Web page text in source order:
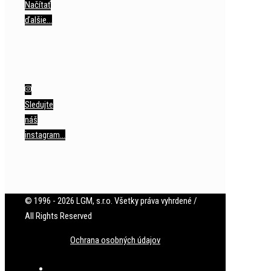
Načítať
ďalšie…
Sledujte
náš
instagram…
© 1996 - 2026 LGM, s.r.o. Všetky práva vyhrdené /
All Rights Reserved
Ochrana osobných údajov